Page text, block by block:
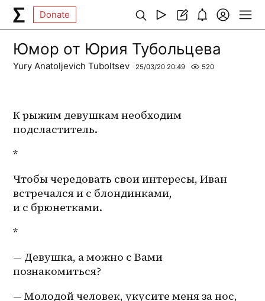
Donate
Юмор от Юрия Тубольцева
Yury Anatoljevich Tuboltsev 25/03/20 20:49 520
К рыжим девушкам необходим
подсластитель.
*
Чтобы чередовать свои интересы, Иван
встречался и с блондинками,
и с брюнетками.
*
— Девушка, а можно с Вами
познакомиться?
— Молодой человек, укусите меня за нос,